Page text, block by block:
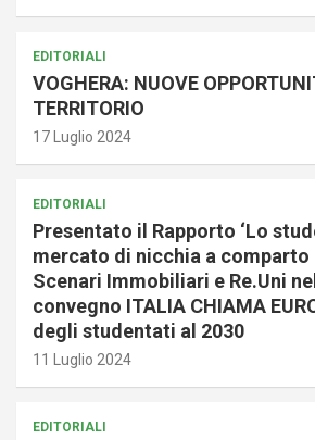
EDITORIALI
VOGHERA: NUOVE
TERRITORIO
17 Luglio 2024
EDITORIALI
Presentato il Rapporto ‘Lo
mercato di nicchia a comparto
Scenari Immobiliari e Re.Uni
convegno ITALIA CHIAMA
degli studentati al 2030
11 Luglio 2024
EDITORIALI